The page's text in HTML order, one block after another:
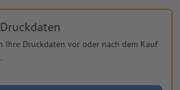
Ihre Druckdaten vor oder nach dem Kauf